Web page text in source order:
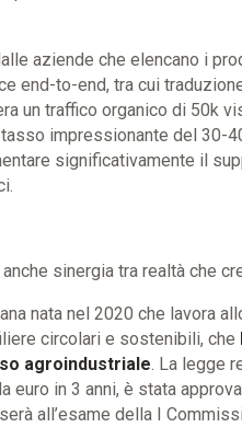
aziende che elencano i
to-end, tra cui
un traffico organico di 50k
impressionante del 30-
significativamente il
sinergia tra realtà che
nata nel 2020 che lavora
circolari e sostenibili, che
agroindustriale. La legge
in 3 anni, è stata
all’esame della I